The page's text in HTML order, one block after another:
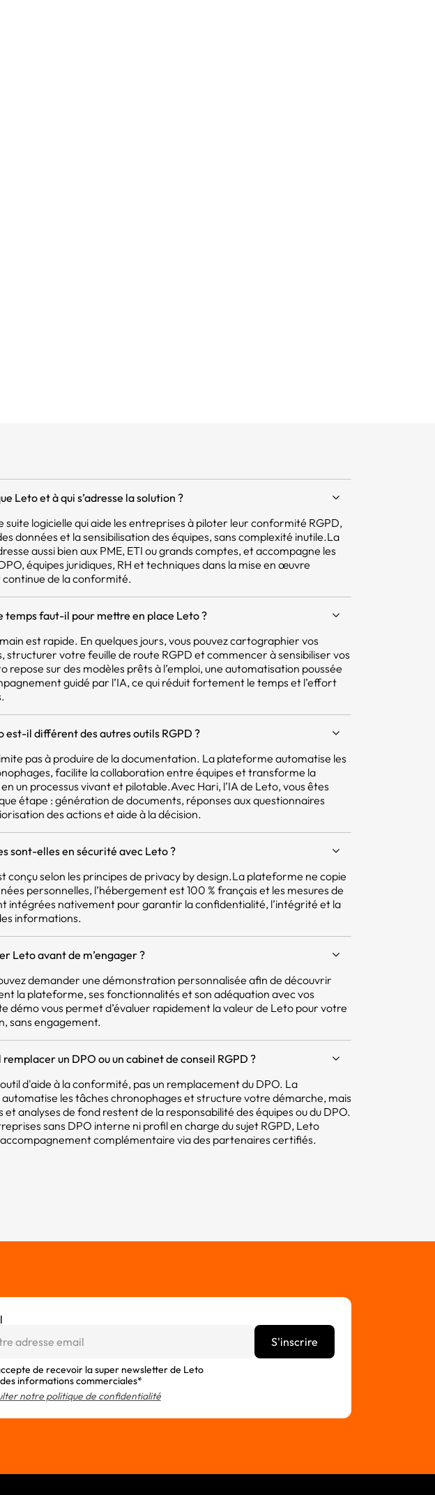
Leto et à qui s’adresse la solution ?
suite logicielle qui aide les entreprises à piloter leur conformité RGPD,
données et la sensibilisation des équipes, sans complexité inutile.La
aussi bien aux PME, ETI ou grands comptes, et accompagne les
équipes juridiques, RH et techniques dans la mise en œuvre
de la conformité.
temps faut-il pour mettre en place Leto ?
est rapide. En quelques jours, vous pouvez cartographier vos
structurer votre feuille de route RGPD et commencer à sensibiliser vos
repose sur des modèles prêts à l’emploi, une automatisation poussée
guidé par l’IA, ce qui réduit fortement le temps et l’effort
est-il différent des autres outils RGPD ?
pas à produire de la documentation. La plateforme automatise les
facilite la collaboration entre équipes et transforme la
un processus vivant et pilotable.Avec Hari, l’IA de Leto, vous êtes
étape : génération de documents, réponses aux questionnaires
des actions et aide à la décision.
sont-elles en sécurité avec Leto ?
conçu selon les principes de privacy by design.La plateforme ne copie
personnelles, l’hébergement est 100 % français et les mesures de
intégrées nativement pour garantir la confidentialité, l’intégrité et la
informations.
Leto avant de m’engager ?
demander une démonstration personnalisée afin de découvrir
la plateforme, ses fonctionnalités et son adéquation avec vos
démo vous permet d’évaluer rapidement la valeur de Leto pour votre
sans engagement.
un DPO ou un cabinet de conseil RGPD ?
d'aide à la conformité, pas un remplacement du DPO. La
les tâches chronophages et structure votre démarche, mais
et analyses de fond restent de la responsabilité des équipes ou du DPO.
sans DPO interne ni profil en charge du sujet RGPD, Leto
complémentaire via des partenaires certifiés.
de recevoir la super newsletter de Leto
informations commerciales*
notre politique de confidentialité